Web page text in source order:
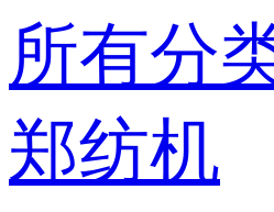
所有分
郑纺机